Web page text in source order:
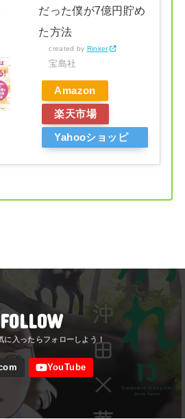
だった僕が7億円貯め
た方法
created by Rinker
宝島社
Amazon
楽天市場
Yahooショッピ
FOLLOW